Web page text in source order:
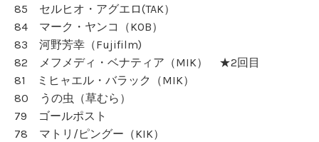
85 セルヒオ・アグエロ(TAK）
84 マーク・ヤンコ（KOB）
83 河野芳幸（Fujifilm)
82 メフメディ・ベナティア（MIK） ★2回目
81 ミヒャエル・バラック（MIK）
80 うの虫（草むら）
79 ゴールポスト
78 マトリ/ピングー（KIK）